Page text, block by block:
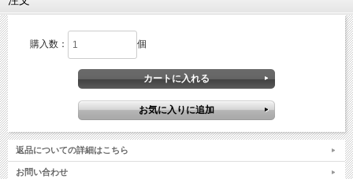
購入数： 個
返品についての詳細はこちら
お問い合わせ